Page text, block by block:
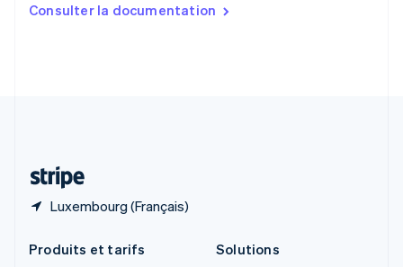
Consulter la documentation
Luxembourg (Français)
English
Produits et tarifs
Solutions